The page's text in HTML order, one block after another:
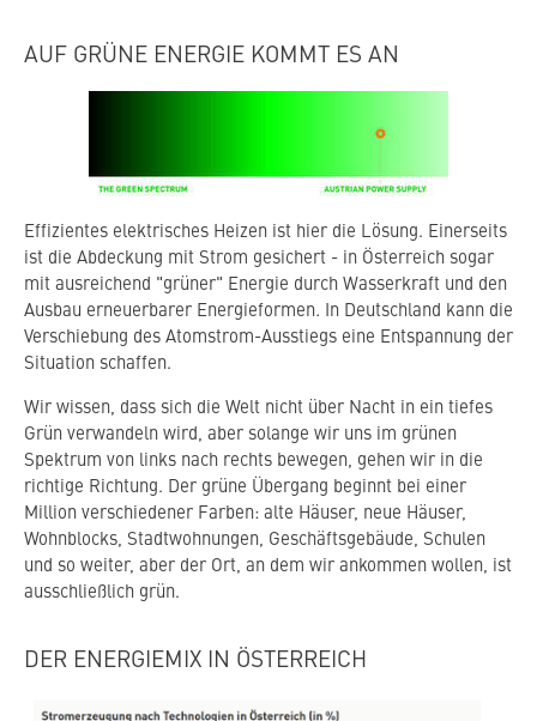
AUF GRÜNE ENERGIE KOMMT ES AN
Effizientes elektrisches Heizen ist hier die Lösung. Einerseits
ist die Abdeckung mit Strom gesichert - in Österreich sogar
mit ausreichend "grüner" Energie durch Wasserkraft und den
Ausbau erneuerbarer Energieformen. In Deutschland kann die
Verschiebung des Atomstrom-Ausstiegs eine Entspannung der
Situation schaffen.
Wir wissen, dass sich die Welt nicht über Nacht in ein tiefes
Grün verwandeln wird, aber solange wir uns im grünen
Spektrum von links nach rechts bewegen, gehen wir in die
richtige Richtung. Der grüne Übergang beginnt bei einer
Million verschiedener Farben: alte Häuser, neue Häuser,
Wohnblocks, Stadtwohnungen, Geschäftsgebäude, Schulen
und so weiter, aber der Ort, an dem wir ankommen wollen, ist
ausschließlich grün.
DER ENERGIEMIX IN ÖSTERREICH